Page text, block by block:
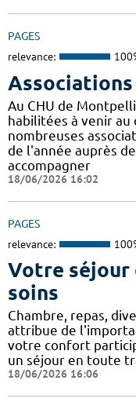
PAGES
relevance:
Au CHU de
habilitées à venir
nombreuses
de l'année auprès
accompagner
18/06/2026 16:02
PAGES
relevance:
Votre séjour
soins
Chambre, repas,
attribue de
votre confort
un séjour en toute
18/06/2026 16:06